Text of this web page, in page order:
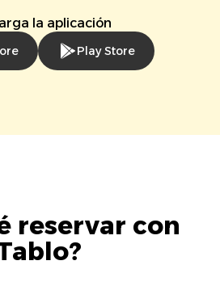
la aplicación
Play Store
reservar con